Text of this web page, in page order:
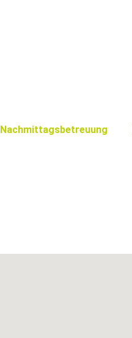
Nachmittagsbetreuung